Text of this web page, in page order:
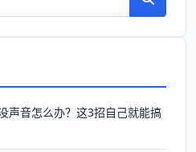
声音怎么办？这3招自己就能搞